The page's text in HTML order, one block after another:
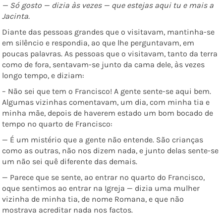
— Só gosto — dizia às vezes — que estejas aqui tu e mais a
Jacinta.
Diante das pessoas grandes que o visitavam, mantinha-se
em silêncio e respondia, ao que lhe perguntavam, em
poucas palavras. As pessoas que o visitavam, tanto da terra
como de fora, sentavam-se junto da cama dele, às vezes
longo tempo, e diziam:
– Não sei que tem o Francisco! A gente sente-se aqui bem.
Algumas vizinhas comentavam, um dia, com minha tia e
minha mãe, depois de haverem estado um bom bocado de
tempo no quarto de Francisco:
— É um mistério que a gente não entende. São crianças
como as outras, não nos dizem nada, e junto delas sente-se
um não sei quê diferente das demais.
— Parece que se sente, ao entrar no quarto do Francisco,
oque sentimos ao entrar na Igreja — dizia uma mulher
vizinha de minha tia, de nome Romana, e que não
mostrava acreditar nada nos factos.